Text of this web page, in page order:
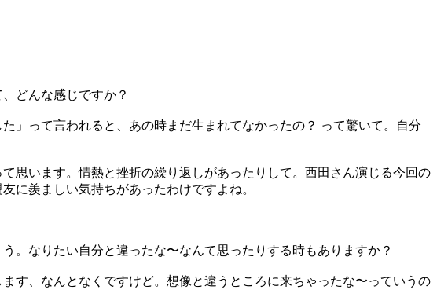
どんな感じですか？
」って言われると、あの時まだ生まれてなかったの？ って驚いて。自分
思います。情熱と挫折の繰り返しがあったりして。西田さん演じる今回の
に羨ましい気持ちがあったわけですよね。
。なりたい自分と違ったな〜なんて思ったりする時もありますか？
す、なんとなくですけど。想像と違うところに来ちゃったな〜っていうの